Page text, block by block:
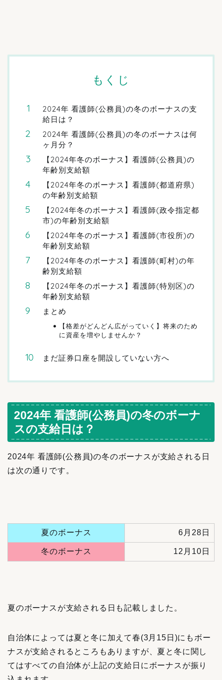
もくじ
2024年 看護師(公務員)の冬のボーナスの支
給日は？
2024年 看護師(公務員)の冬のボーナスは何
ヶ月分？
【2024年冬のボーナス】看護師(公務員)の
年齢別支給額
【2024年冬のボーナス】看護師(都道府県)
の年齢別支給額
【2024年冬のボーナス】看護師(政令指定都
市)の年齢別支給額
【2024年冬のボーナス】看護師(市役所)の
年齢別支給額
【2024年冬のボーナス】看護師(町村)の年
齢別支給額
【2024年冬のボーナス】看護師(特別区)の
年齢別支給額
まとめ
【格差がどんどん広がっていく】将来のため
に資産を増やしませんか？
まだ証券口座を開設していない方へ
2024年 看護師(公務員)の冬のボーナ
スの支給日は？
2024年 看護師(公務員)の冬のボーナスが支給される日
は次の通りです。
夏のボーナス 6月28日
冬のボーナス 12月10日
夏のボーナスが支給される日も記載しました。
自治体によっては夏と冬に加えて春(3月15日)にもボー
ナスが支給されるところもありますが、夏と冬に関し
てはすべての自治体が上記の支給日にボーナスが振り